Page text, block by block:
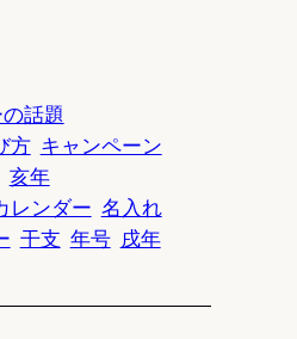
話題
方 キャンペーン
亥年
レンダー 名入れ
干支 年号 戌年